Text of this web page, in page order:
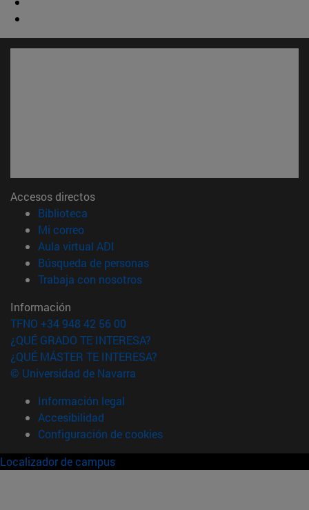
Accesos directos
Biblioteca
Mi correo(abre en nueva ventana)
Aula virtual ADI
Búsqueda de personas(abre en nueva ventana)
Trabaja con nosotros(abre en nueva ventana)
Información
TFNO +34 948 42 56 00
¿QUÉ GRADO TE INTERESA?
¿QUÉ MÁSTER TE INTERESA?
© Universidad de Navarra
Información legal
Accesibilidad
Configuración de cookies
Localizador de campus